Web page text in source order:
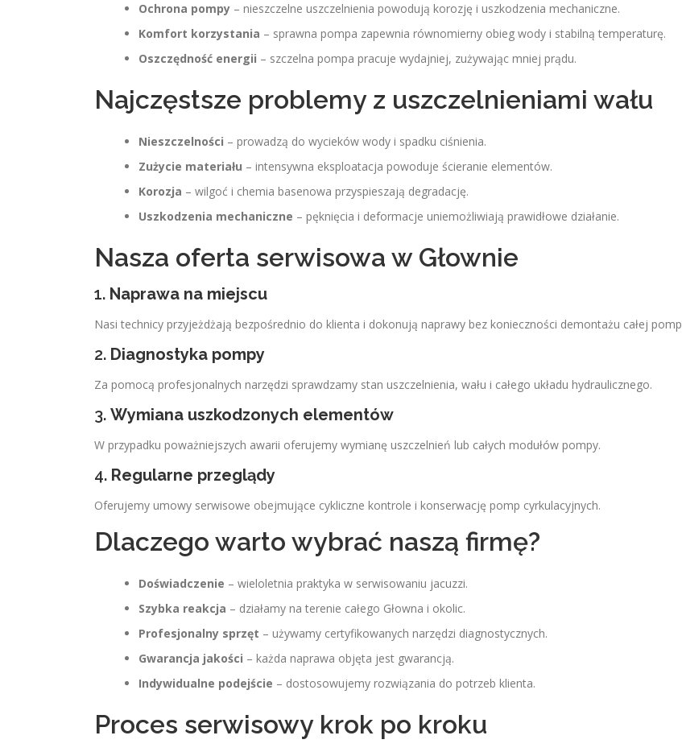
Ochrona pompy – nieszczelne uszczelnienia powodują korozję i uszkodzenia mechaniczne.
Komfort korzystania – sprawna pompa zapewnia równomierny obieg wody i stabilną temperaturę.
Oszczędność energii – szczelna pompa pracuje wydajniej, zużywając mniej prądu.
Najczęstsze problemy z uszczelnieniami wału
Nieszczelności – prowadzą do wycieków wody i spadku ciśnienia.
Zużycie materiału – intensywna eksploatacja powoduje ścieranie elementów.
Korozja – wilgoć i chemia basenowa przyspieszają degradację.
Uszkodzenia mechaniczne – pęknięcia i deformacje uniemożliwiają prawidłowe działanie.
Nasza oferta serwisowa w Głownie
1. Naprawa na miejscu
Nasi technicy przyjeżdżają bezpośrednio do klienta i dokonują naprawy bez konieczności demontażu całej
2. Diagnostyka pompy
Za pomocą profesjonalnych narzędzi sprawdzamy stan uszczelnienia, wału i całego układu hydraulicznego.
3. Wymiana uszkodzonych elementów
W przypadku poważniejszych awarii oferujemy wymianę uszczelnień lub całych modułów pompy.
4. Regularne przeglądy
Oferujemy umowy serwisowe obejmujące cykliczne kontrole i konserwację pomp cyrkulacyjnych.
Dlaczego warto wybrać naszą firmę?
Doświadczenie – wieloletnia praktyka w serwisowaniu jacuzzi.
Szybka reakcja – działamy na terenie całego Głowna i okolic.
Profesjonalny sprzęt – używamy certyfikowanych narzędzi diagnostycznych.
Gwarancja jakości – każda naprawa objęta jest gwarancją.
Indywidualne podejście – dostosowujemy rozwiązania do potrzeb klienta.
Proces serwisowy krok po kroku